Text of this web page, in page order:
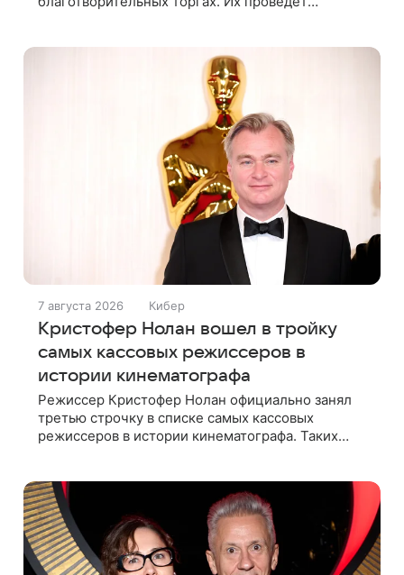
7 августа 2026 Кибер
Кристофер Нолан вошел в тройку
самых кассовых режиссеров в
истории кинематографа
Режиссер Кристофер Нолан официально занял
третью строчку в списке самых кассовых
режиссеров в истории кинематографа. Таких